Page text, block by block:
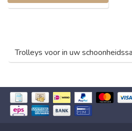
Trolleys voor in uw